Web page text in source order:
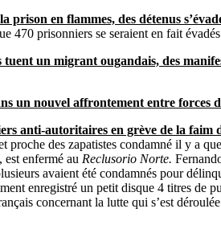
en flammes, des détenus
470 prisonniers se seraient en fait
un migrant ougandais, des
un nouvel affrontement entre forces
anti-autoritaires en grève de la faim
des zapatistes condamné il y a
est enfermé au Reclusorio Norte.
avaient été condamnés pour
enregistré un petit disque 4 titres
çais concernant la lutte qui s’est